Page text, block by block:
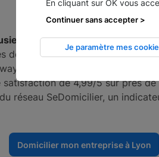
adresses dans la
de la
Part-Dieu, accessible en
TCL. À titre d'exemple,
de 4,99/5 sur près
réseau SeDomicilier, un
Domicilier mon entreprise à Lyon
En cliquant sur OK vous
Je paramètre mes
Continuer sans accepter >